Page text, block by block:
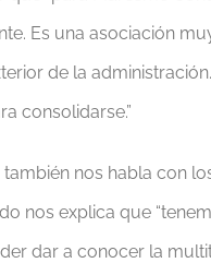
Es una asociación
de la
consolidarse.”
nos habla con
nos explica que
dar a conocer la